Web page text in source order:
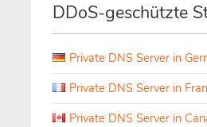
DDoS-geschützte
Private DNS Server in
Private DNS Server in
Private DNS Server in